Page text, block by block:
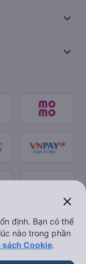
keyboard_arrow_down
keyboard_arrow_down
close
định. Bạn có thể
nào trong phần
sách Cookie.